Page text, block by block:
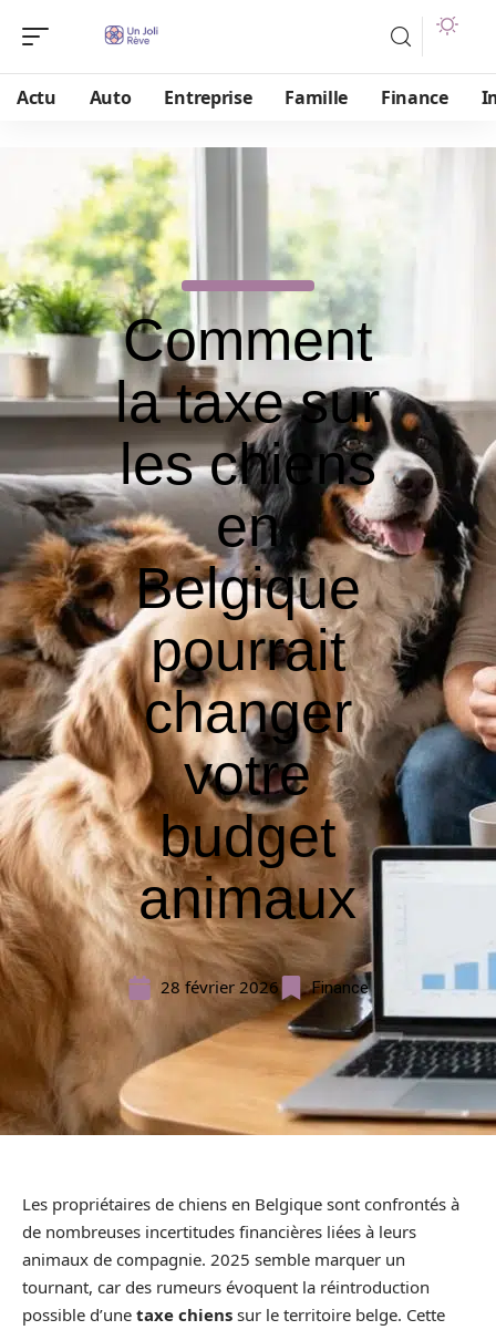
Actu Auto Entreprise Famille Finance
Comment
la taxe sur
les chiens
en
Belgique
pourrait
changer
votre
budget
animaux
28 février 2026 Finance
Les propriétaires de chiens en Belgique sont confrontés à
de nombreuses incertitudes financières liées à leurs
animaux de compagnie. 2025 semble marquer un
tournant, car des rumeurs évoquent la réintroduction
possible d’une taxe chiens sur le territoire belge. Cette